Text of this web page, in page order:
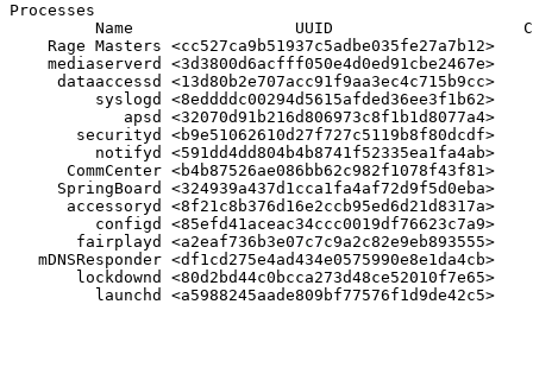
Processes
Name                 UUID
Rage Masters <cc527ca9b51937c5adbe035fe27a7b12>
mediaserverd <3d3800d6acfff050e4d0ed91cbe2467e>
dataaccessd <13d80b2e707acc91f9aa3ec4c715b9cc>
syslogd <8eddddc00294d5615afded36ee3f1b62>
apsd <32070d91b216d806973c8f1b1d8077a4>
securityd <b9e51062610d27f727c5119b8f80dcdf>
notifyd <591dd4dd804b4b8741f52335ea1fa4ab>
CommCenter <b4b87526ae086bb62c982f1078f43f81>
SpringBoard <324939a437d1cca1fa4af72d9f5d0eba>
accessoryd <8f21c8b376d16e2ccb95ed6d21d8317a>
configd <85efd41aceac34ccc0019df76623c7a9>
fairplayd <a2eaf736b3e07c7c9a2c82e9eb893555>
mDNSResponder <df1cd275e4ad434e0575990e8e1da4cb>
lockdownd <80d2bd44c0bcca273d48ce52010f7e65>